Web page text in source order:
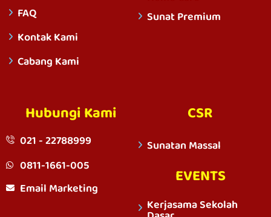
FAQ
Kontak Kami
Cabang Kami
Sunat Premium
Hubungi Kami
021 - 22788999
0811-1661-005
Email Marketing
CSR
Sunatan Massal
EVENTS
Kerjasama Sekolah